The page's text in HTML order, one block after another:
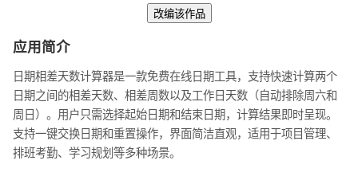
改编该作品
应用简介
日期相差天数计算器是一款免费在线日期工具，支持快速计算两个
日期之间的相差天数、相差周数以及工作日天数（自动排除周六和
周日）。用户只需选择起始日期和结束日期，计算结果即时呈现。
支持一键交换日期和重置操作，界面简洁直观，适用于项目管理、
排班考勤、学习规划等多种场景。